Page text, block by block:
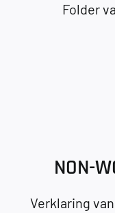
Folder
NON-
Verklaring